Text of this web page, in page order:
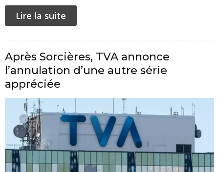
Lire la suite
Après Sorcières, TVA annonce
l’annulation d’une autre série
appréciée